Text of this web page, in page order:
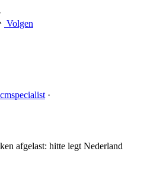
Volgen
·
afgelast: hitte legt Nederland